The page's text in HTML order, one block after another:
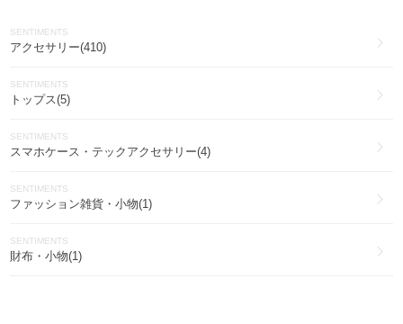
SENTIMENTS
アクセサリー(410)
SENTIMENTS
トップス(5)
SENTIMENTS
スマホケース・テックアクセサリー(4)
SENTIMENTS
ファッション雑貨・小物(1)
SENTIMENTS
財布・小物(1)